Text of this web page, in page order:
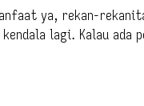
ya, rekan-
lagi. Kalau